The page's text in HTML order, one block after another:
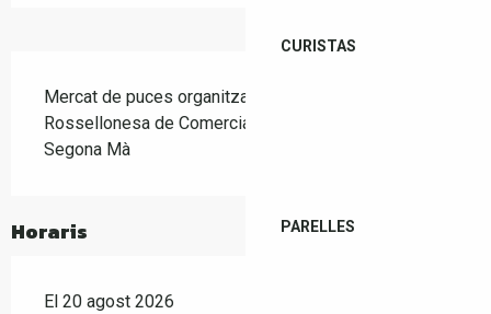
CURISTAS
PARELLES
Mercat de puces organitzat per l'Associació
Rossellonesa de Comerciants d'Antiguitats i de
Segona Mà
Horaris
El 20 agost 2026